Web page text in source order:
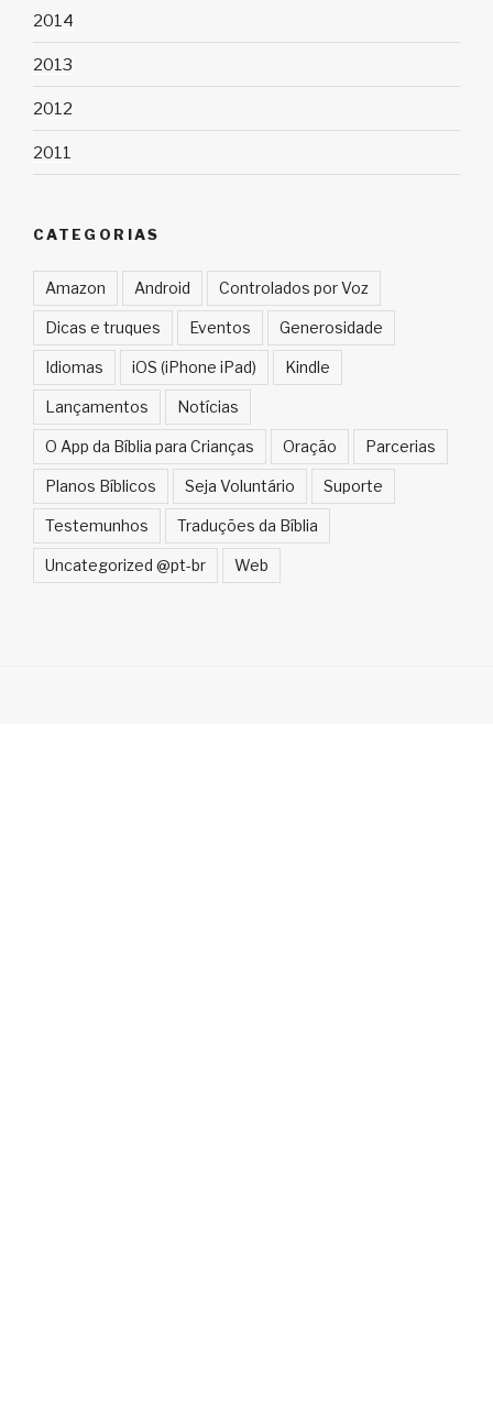
2014
2013
2012
2011
CATEGORIAS
Amazon Android Controlados por Voz
Dicas e truques Eventos Generosidade
Idiomas iOS (iPhone iPad) Kindle
Lançamentos Notícias
O App da Bíblia para Crianças Oração Parcerias
Planos Bíblicos Seja Voluntário Suporte
Testemunhos Traduções da Bíblia
Uncategorized @pt-br Web